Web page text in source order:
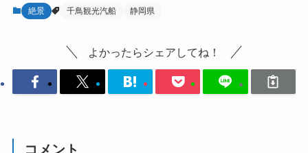
絶景 千鳥観光汽船 静岡県
よかったらシェアしてね！
コメント